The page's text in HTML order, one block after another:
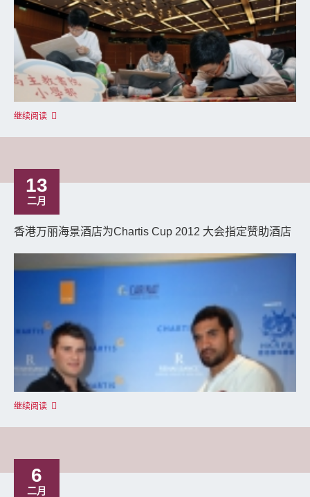
继续阅读
13
二月
香港万丽海景酒店为Chartis Cup 2012 大会指定赞助酒店
继续阅读
6
二月